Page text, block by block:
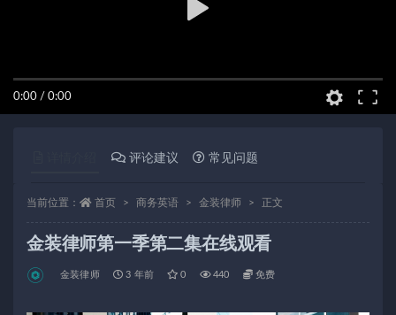
0:00 / 0:00
评论建议 常见问题
当前位置： 首页 商务英语 金装律师 正文
金装律师第一季第二集在线观看
金装律师 3 年前 0 440 免费